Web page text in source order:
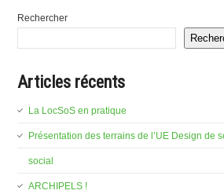
Rechercher
Articles récents
La LocSoS en pratique
Présentation des terrains de l’UE Design de
social
ARCHIPELS !